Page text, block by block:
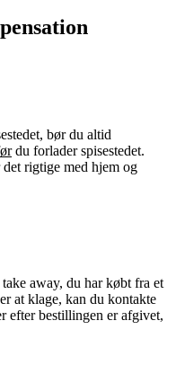
bør du altid
du forlader spisestedet.
rigtige med hjem og
away, du har købt fra et
at klage, kan du kontakte
efter bestillingen er afgivet,